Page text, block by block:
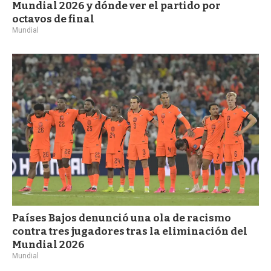
Mundial 2026 y dónde ver el partido por
octavos de final
Mundial
Países Bajos denunció una ola de racismo
contra tres jugadores tras la eliminación del
Mundial 2026
Mundial